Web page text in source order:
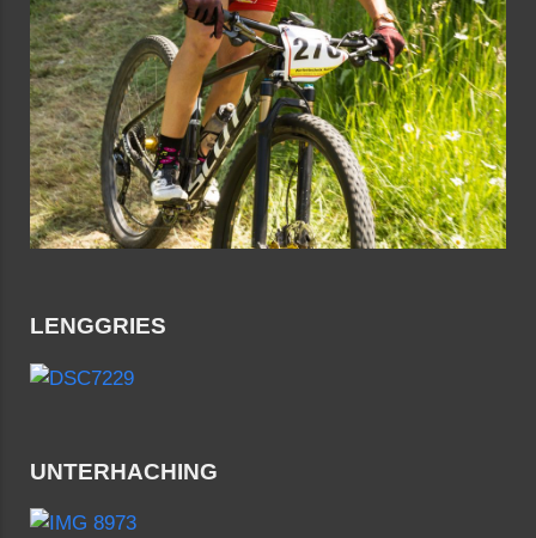
LENGGRIES
UNTERHACHING